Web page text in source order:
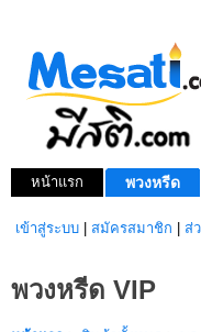
หน้าแรก พวงหรีด
เข้าสู่ระบบ สมัครสมาชิก ส่
พวงหรีด VIP